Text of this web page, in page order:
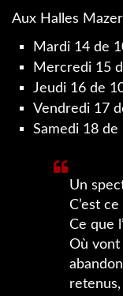
Aux Halles
Mardi 14 de
Mercredi 15
Jeudi 16 de
Vendredi 17
Samedi 18 de
Un
C’est
Ce que
Où vont